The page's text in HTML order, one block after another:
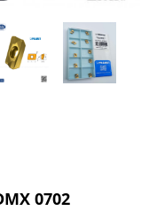
0702